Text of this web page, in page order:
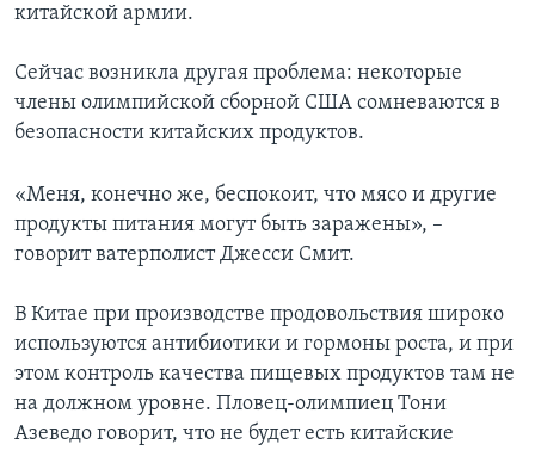
китайской армии.
Сейчас возникла другая проблема: некоторые
члены олимпийской сборной США сомневаются в
безопасности китайских продуктов.
«Меня, конечно же, беспокоит, что мясо и другие
продукты питания могут быть заражены», –
говорит ватерполист Джесси Смит.
В Китае при производстве продовольствия широко
используются антибиотики и гормоны роста, и при
этом контроль качества пищевых продуктов там не
на должном уровне. Пловец-олимпиец Тони
Азеведо говорит, что не будет есть китайские